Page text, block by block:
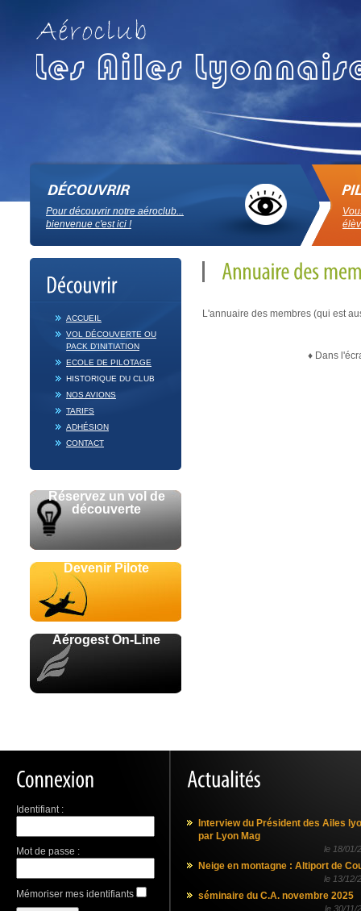
Pour découvrir notre aéroclub...
bienvenue c'est ici !
ACCUEIL
VOL DÉCOUVERTE OU
PACK D'INITIATION
ECOLE DE PILOTAGE
HISTORIQUE DU CLUB
NOS AVIONS
TARIFS
ADHÉSION
CONTACT
Réservez un vol de
découverte
Devenir Pilote
Aérogest On-Line
L'annuaire des membres (qui est
♦ Dans
Identifiant :
Mot de passe :
Mémoriser mes identifiants
Interview du Président des Ailes
par Lyon Mag
le 18/01/
Neige en montagne : Altiport de
le 13/12/
séminaire du C.A. novembre 2025
le 30/11/